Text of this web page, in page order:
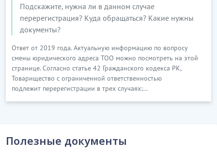
Подскажите, нужна ли в данном случае
перерегистрация? Куда обращаться? Какие нужны
документы?
Ответ от 2019 года. Актуальную информацию по вопросу
смены юридического адреса ТОО можно посмотреть на этой
странице. Согласно статье 42 Гражданского кодекса РК,
Товарищество с ограниченной ответственностью
подлежит перерегистрации в трех случаях:...
Полезные документы